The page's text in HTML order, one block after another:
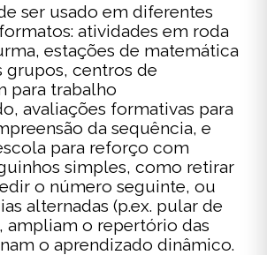
ser usado em diferentes
atividades em roda
estações de matemática
grupos, centros de
para trabalho
avaliações formativas para
da sequência, e
para reforço com
simples, como retirar
o número seguinte, ou
alternadas (p.ex. pular de
ampliam o repertório das
o aprendizado dinâmico.